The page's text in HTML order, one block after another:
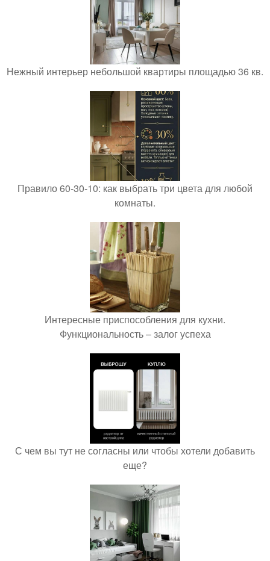
Нежный интерьер небольшой квартиры площадью 36 кв.
Правило 60-30-10: как выбрать три цвета для любой
комнаты.
Интересные приспособления для кухни.
Функциональность – залог успеха
С чем вы тут не согласны или чтобы хотели добавить
еще?